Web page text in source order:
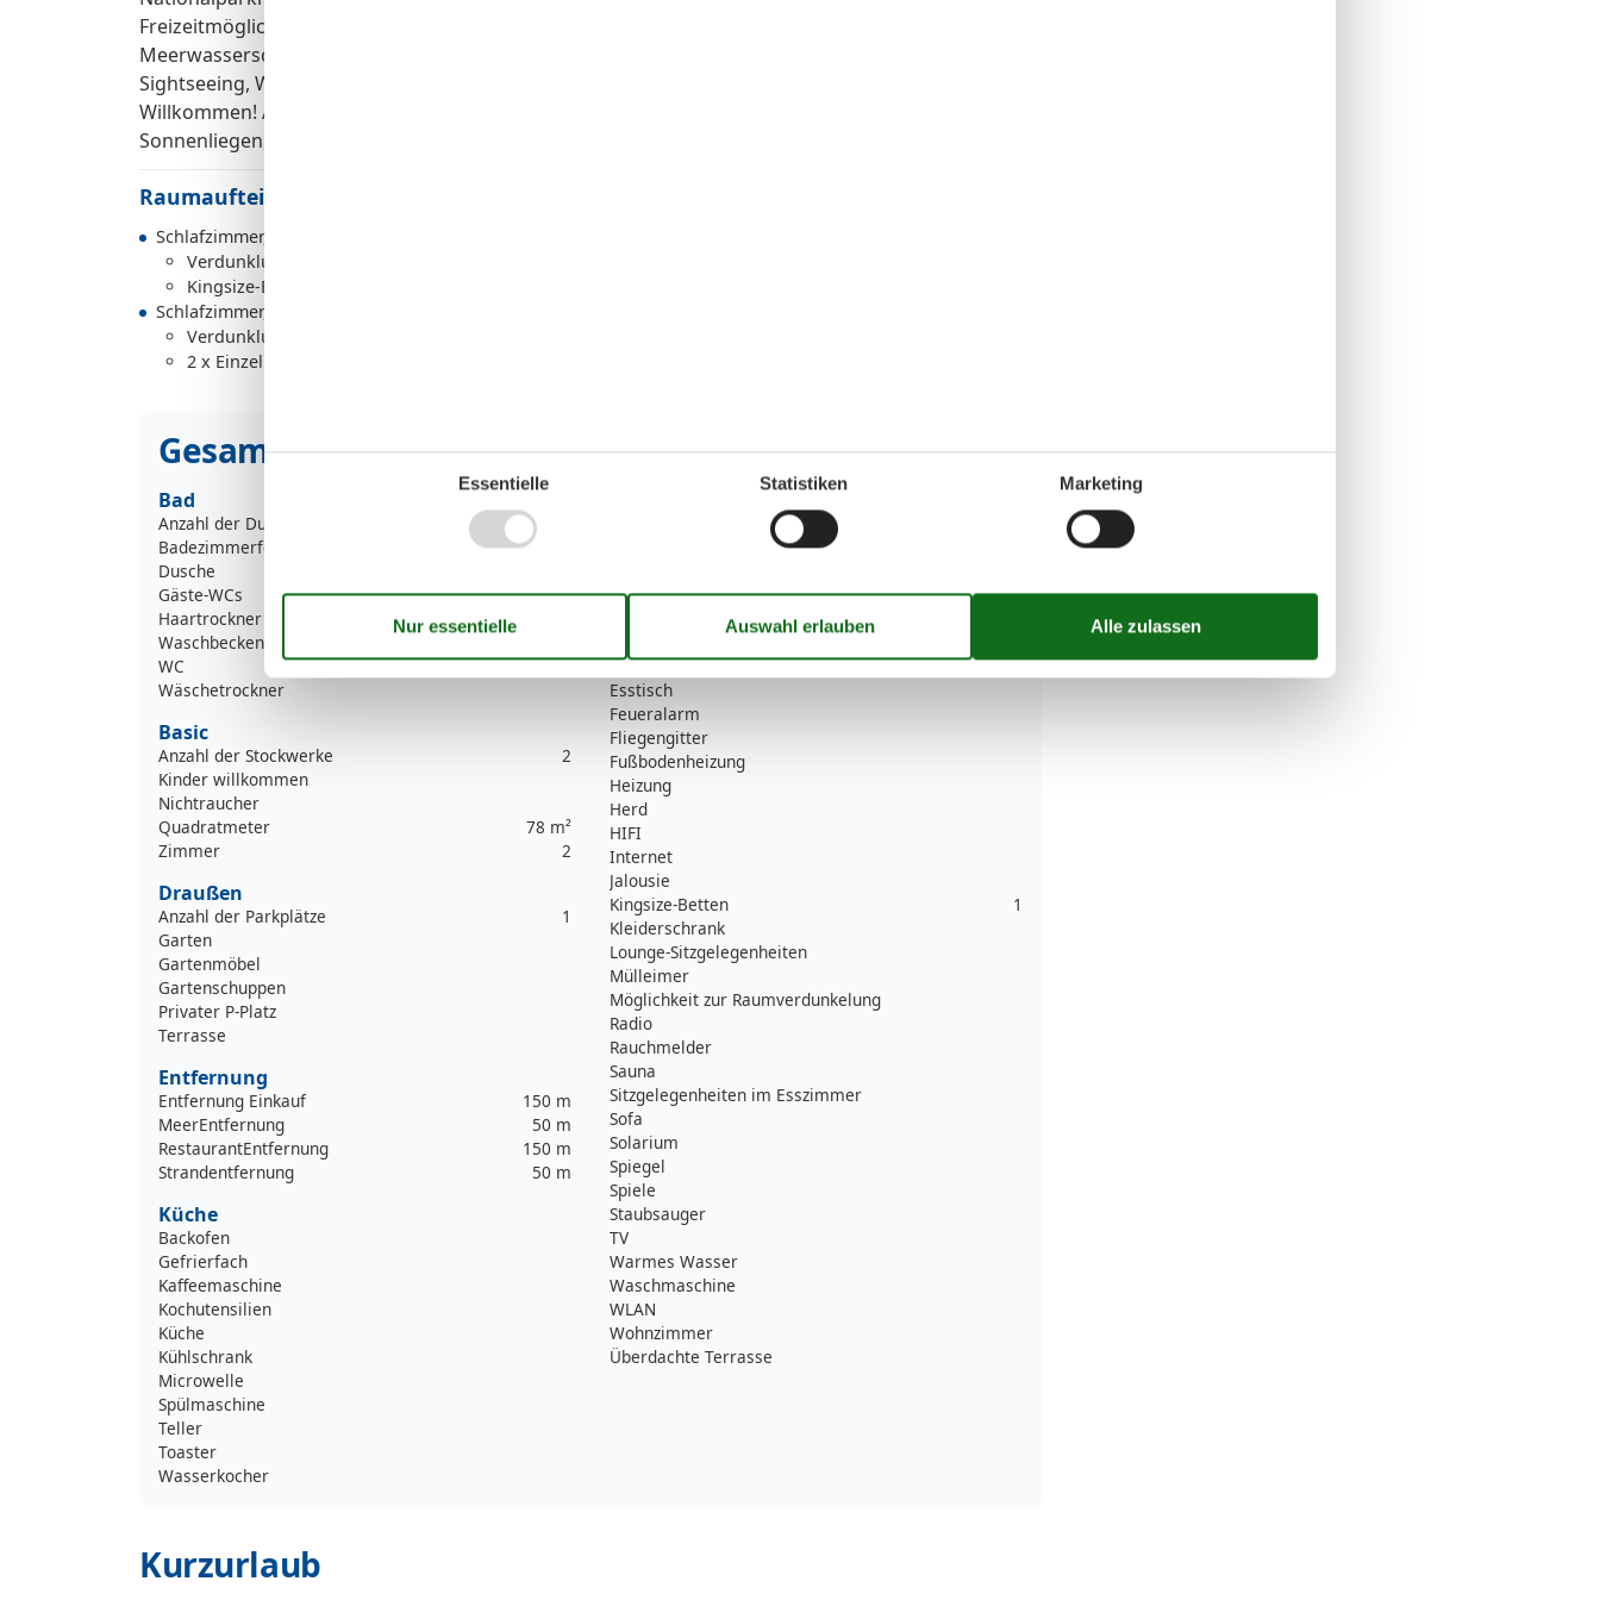
Freizeitmöglichkeiten: Freizeitbad, Freizeitpark, Indoor-Spielhaus, Inline-Skaten, Kutschfahrten,
Meerwasserschwimmbad, Mountainbiken, Nordic-Walking, Radfahren, Sauna, Schwimmen,
Sightseeing, Wellness Besonderheiten: Gegen einen Reinigungsaufschlag ist Ihr Vierbeiner herzlich
Willkommen! Ausstattung Aussen: Fahrradständer, Garten, Gartenmöbel, PKW-Stellplatz, Sandkiste,
Sonnenliegen, Strandkorb
Raumaufteilung
Schlafzimmer, 2 Personen
Verdunklungsvorhänge, Kleiderschrank
Kingsize-Bett
Schlafzimmer, 2 Personen
Verdunklungsvorhänge, Kleiderschrank
2 x Einzelbett
Gesamte Ausstattung
Bad
Anzahl der Duschen
Badezimmerfenster
Dusche
Gäste-WCs
1
Haartrockner
Waschbecken
WC
Wäschetrockner
Basic
Anzahl der Stockwerke
2
Kinder willkommen
Nichtraucher
Quadratmeter
78 m²
Zimmer
2
Draußen
Anzahl der Parkplätze
1
Garten
Gartenmöbel
Gartenschuppen
Privater P-Platz
Terrasse
Entfernung
Entfernung Einkauf
150 m
MeerEntfernung
50 m
RestaurantEntfernung
150 m
Strandentfernung
50 m
Küche
Backofen
Gefrierfach
Kaffeemaschine
Kochutensilien
Küche
Kühlschrank
Microwelle
Spülmaschine
Teller
Toaster
Wasserkocher
Anzahl der Fernseher
Bügelbrett
Einzelbetten
2
Esstisch
Feueralarm
Fliegengitter
Fußbodenheizung
Heizung
Herd
HIFI
Internet
Jalousie
Kingsize-Betten
1
Kleiderschrank
Lounge-Sitzgelegenheiten
Mülleimer
Möglichkeit zur Raumverdunkelung
Radio
Rauchmelder
Sauna
Sitzgelegenheiten im Esszimmer
Sofa
Solarium
Spiegel
Spiele
Staubsauger
TV
Warmes Wasser
Waschmaschine
WLAN
Wohnzimmer
Überdachte Terrasse
Kurzurlaub
Essentielle Statistiken Marketing